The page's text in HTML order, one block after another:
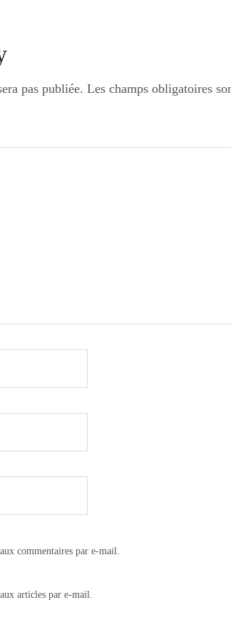
pas publiée. Les champs obligatoires
commentaires par e-mail.
articles par e-mail.